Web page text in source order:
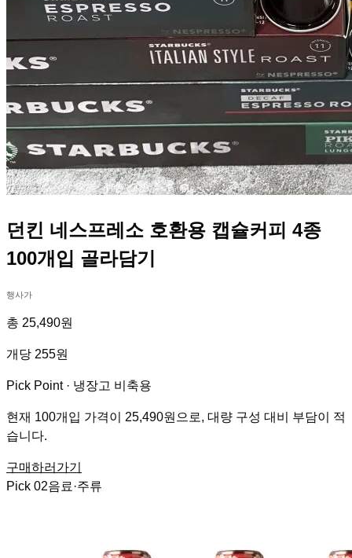
던킨 네스프레소 호환용 캡슐커피 4종
100개입 골라담기
행사가
총 25,490원
개당 255원
Pick Point · 냉장고 비축용
현재 100개입 가격이 25,490원으로, 대량 구성 대비 부담이 적
습니다.
구매하러가기
Pick 02음료·주류